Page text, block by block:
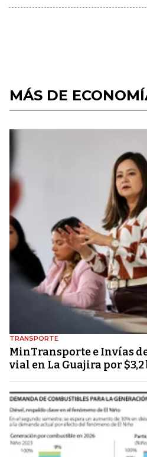
MÁS DE
TRANSPORTE
MinTransporte e Invías
vial en La Guajira por